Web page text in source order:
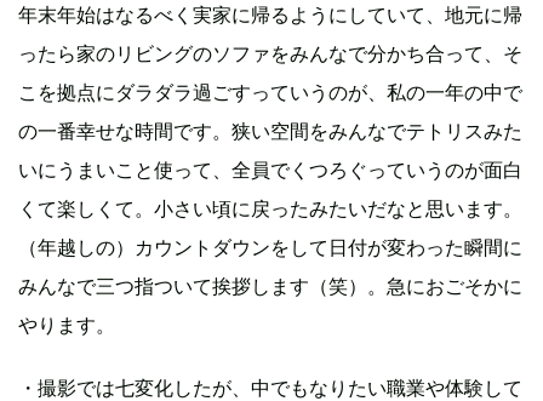
年末年始はなるべく実家に帰るようにしていて、地元に帰
ったら家のリビングのソファをみんなで分かち合って、そ
こを拠点にダラダラ過ごすっていうのが、私の一年の中で
の一番幸せな時間です。狭い空間をみんなでテトリスみた
いにうまいこと使って、全員でくつろぐっていうのが面白
くて楽しくて。小さい頃に戻ったみたいだなと思います。
（年越しの）カウントダウンをして日付が変わった瞬間に
みんなで三つ指ついて挨拶します（笑）。急におごそかに
やります。
・撮影では七変化したが、中でもなりたい職業や体験して